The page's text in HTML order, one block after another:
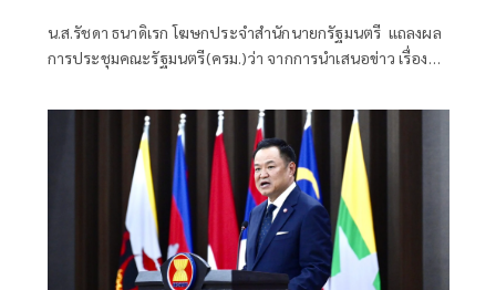
น.ส.รัชดา ธนาดิเรก โฆษกประจำสำนักนายกรัฐมนตรี แถลงผล
การประชุมคณะรัฐมนตรี(ครม.)ว่า จากการนำเสนอข่าว เรื่อง
ร่วมรัฐบาลและนายกฯไปแล้วว่า รัฐบาลนี้มีเสถียรภาพและ
ทำงานร่วมกันอย่างเต็มที่